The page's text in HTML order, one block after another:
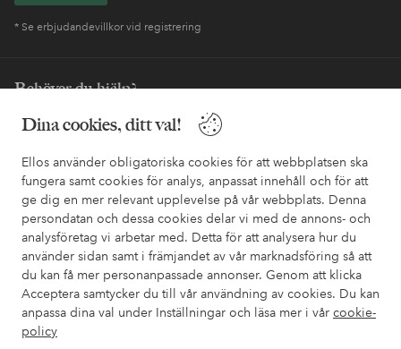
Dina cookies, ditt val!
Ellos använder obligatoriska cookies för att webbplatsen ska
fungera samt cookies för analys, anpassat innehåll och för att
ge dig en mer relevant upplevelse på vår webbplats. Denna
persondatan och dessa cookies delar vi med de annons- och
analysföretag vi arbetar med. Detta för att analysera hur du
använder sidan samt i främjandet av vår marknadsföring så att
du kan få mer personanpassade annonser. Genom att klicka
Acceptera samtycker du till vår användning av cookies. Du kan
anpassa dina val under Inställningar och läsa mer i vår cookie-
policy
* Se erbjudandevillkor vid registrering
Behöver du hjälp?
I vår FAQ hittar du svaren på de vanligaste frågorna. Här finns
också information om hur du enklast kontaktar oss.
Kundservice Beställning Betalsätt
Mina sidor
Om Ellos